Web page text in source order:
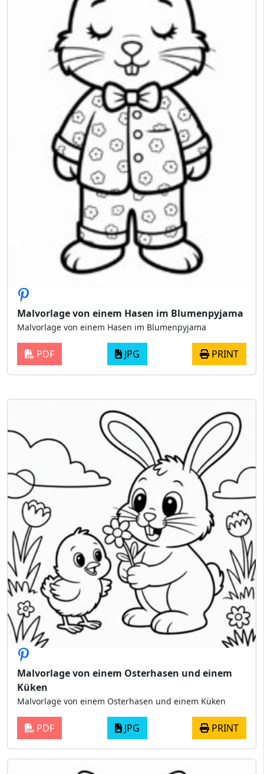
Malvorlage von einem Hasen im Blumenpyjama
Malvorlage von einem Hasen im Blumenpyjama
PDF JPG PRINT
Malvorlage von einem Osterhasen und einem
Küken
Malvorlage von einem Osterhasen und einem Küken
PDF JPG PRINT